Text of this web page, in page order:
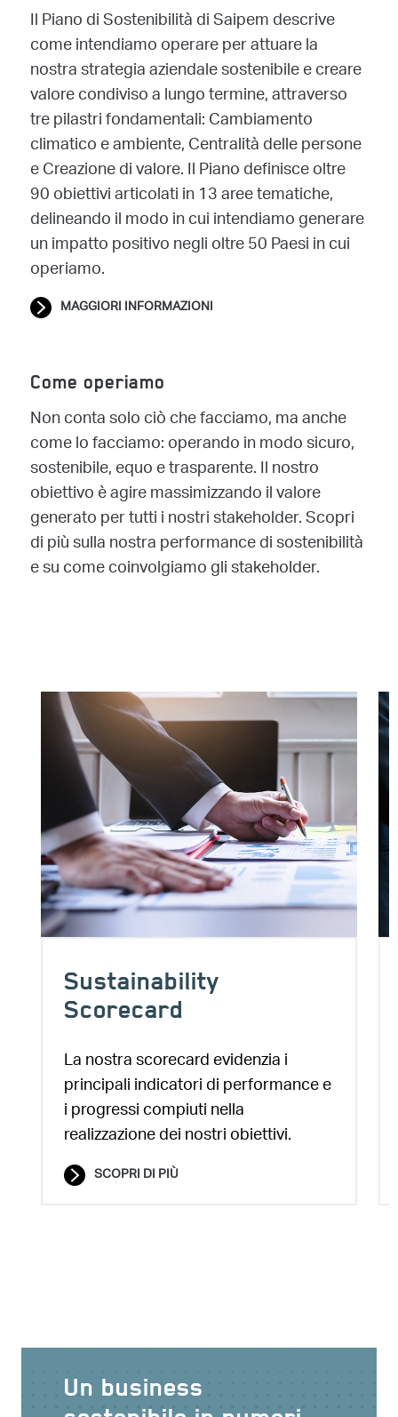
Il Piano di Sostenibilità di Saipem descrive
come intendiamo operare per attuare la
nostra strategia aziendale sostenibile e creare
valore condiviso a lungo termine, attraverso
tre pilastri fondamentali: Cambiamento
climatico e ambiente, Centralità delle persone
e Creazione di valore. Il Piano definisce oltre
90 obiettivi articolati in 13 aree tematiche,
delineando il modo in cui intendiamo generare
un impatto positivo negli oltre 50 Paesi in cui
operiamo.
MAGGIORI INFORMAZIONI
Come operiamo
Non conta solo ciò che facciamo, ma anche
come lo facciamo: operando in modo sicuro,
sostenibile, equo e trasparente. Il nostro
obiettivo è agire massimizzando il valore
generato per tutti i nostri stakeholder. Scopri
di più sulla nostra performance di sostenibilità
e su come coinvolgiamo gli stakeholder.
Image
Sustainability
Scorecard
La nostra scorecard evidenzia i
principali indicatori di performance e
i progressi compiuti nella
realizzazione dei nostri obiettivi.
SCOPRI DI PIÙ
Un business